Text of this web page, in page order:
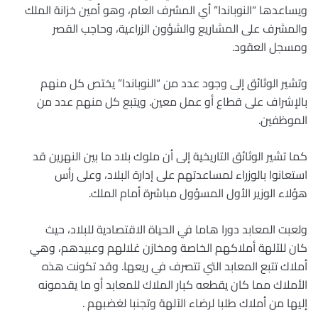
ويساعدها “النوباندا” أي المشرف العام، وهو أمين خزانة الملك
والمشرف على المشاريع والشؤون الزراعية، وحاجب القصر
ومسجل العقود.
وتشير الوثائق إلى وجود عدد من “النوباندا” يختص كل منهم
بالإشراف على قطاع أو عمل معين. ويتبع كل منهم عدد من
الموظفين.
كما تشير الوثائق التاريخية إلى أن ملوك بلاد ما بين النهرين قد
استعانوا بالوزراء لمساعدتهم على إدارة البلاد، وعلى رأس
هؤلاء الوزير الأول المسؤول مباشرة أمام الملك.
ولعبت المعابد دورا هاما في الحياة الاقتصادية للبلاد، حيث
كان للآلهة أملاكهم الخاصة ومخازن غلالهم وعبيدهم، وهي
أملاك تتبع المعابد التي تتصرف في ريعها. وقد تكونت هذه
الأملاك مما كان يقطعه كبار الملاك للمعابد أو ما يقدمونه
إليها من أملاك طلبا لرضاء الآلهة وتجنبا لغضبهم .